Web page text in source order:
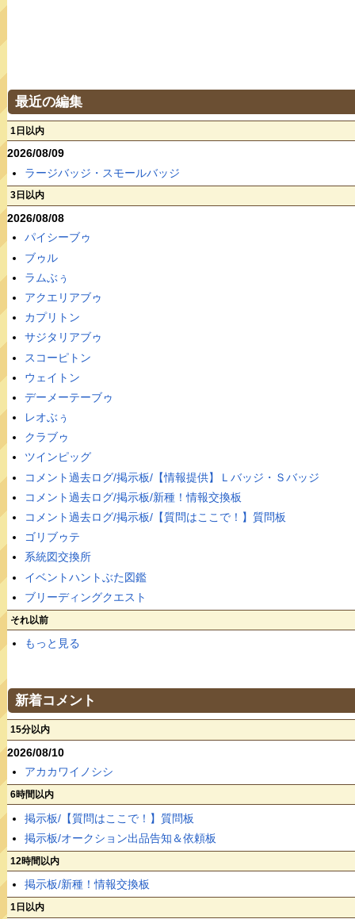
最近の編集
1日以内
2026/08/09
ラージバッジ・スモールバッジ
3日以内
2026/08/08
パイシーブゥ
ブゥル
ラムぶぅ
アクエリアブゥ
カプリトン
サジタリアブゥ
スコーピトン
ウェイトン
デーメーテーブゥ
レオぶぅ
クラブゥ
ツインピッグ
コメント過去ログ/掲示板/【情報提供】Ｌバッジ・Ｓバッジ
コメント過去ログ/掲示板/新種！情報交換板
コメント過去ログ/掲示板/【質問はここで！】質問板
ゴリブゥテ
系統図交換所
イベントハントぶた図鑑
ブリーディングクエスト
それ以前
もっと見る
新着コメント
15分以内
2026/08/10
アカカワイノシシ
6時間以内
掲示板/【質問はここで！】質問板
掲示板/オークション出品告知＆依頼板
12時間以内
掲示板/新種！情報交換板
1日以内